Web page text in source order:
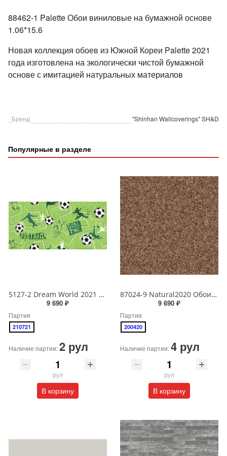
88462-1 Palette Обои виниловые на бумажной основе
1.06*15.6
Новая коллекция обоев из Южной Кореи Palette 2021
года изготовлена на экологически чистой бумажной
основе с имитацией натуральных материалов
_Бренд "Shinhan Wallcoverings" SH&D
Популярные в разделе
5127-2 Dream World 2021 Обои виниловые на бумажной основе 1.06*15.6
9 690 ₽
Партия
210721
Наличие партии:2 рул
рул
В корзину
87024-9 Natural2020 Обои виниловые на бумажной основе 1.06*15.6
9 690 ₽
Партия
200420
Наличие партии:4 рул
рул
В корзину